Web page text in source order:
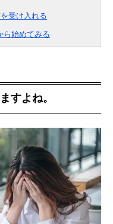
受け入れる
ら始めてみる
すよね。